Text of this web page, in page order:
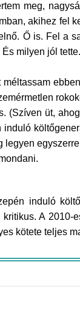
meg,
akihez fel
Ő is. Fel a
milyen jól tette.
(Szíven üt,
induló
A
kötete teljes